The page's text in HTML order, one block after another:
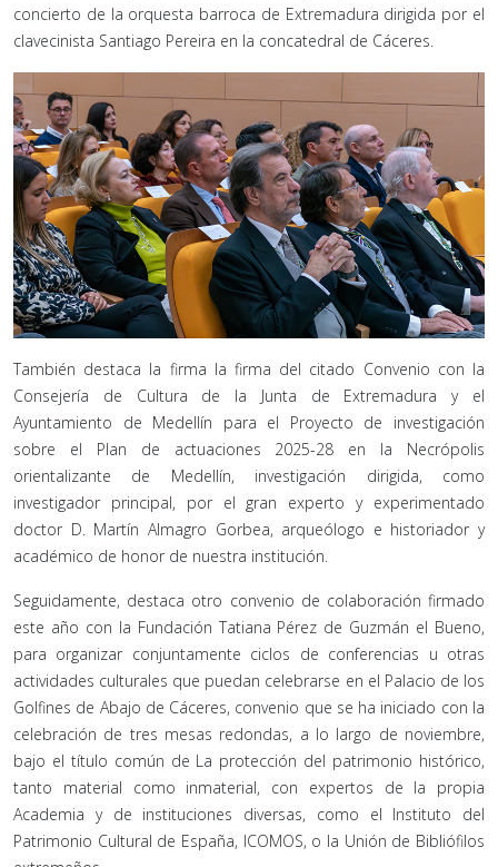
concierto de la orquesta barroca de Extremadura dirigida por el
clavecinista Santiago Pereira en la concatedral de Cáceres.
También destaca la firma la firma del citado Convenio con la
Consejería de Cultura de la Junta de Extremadura y el
Ayuntamiento de Medellín para el Proyecto de investigación
sobre el Plan de actuaciones 2025-28 en la Necrópolis
orientalizante de Medellín, investigación dirigida, como
investigador principal, por el gran experto y experimentado
doctor D. Martín Almagro Gorbea, arqueólogo e historiador y
académico de honor de nuestra institución.
Seguidamente, destaca otro convenio de colaboración firmado
este año con la Fundación Tatiana Pérez de Guzmán el Bueno,
para organizar conjuntamente ciclos de conferencias u otras
actividades culturales que puedan celebrarse en el Palacio de los
Golfines de Abajo de Cáceres, convenio que se ha iniciado con la
celebración de tres mesas redondas, a lo largo de noviembre,
bajo el título común de La protección del patrimonio histórico,
tanto material como inmaterial, con expertos de la propia
Academia y de instituciones diversas, como el Instituto del
Patrimonio Cultural de España, ICOMOS, o la Unión de Bibliófilos